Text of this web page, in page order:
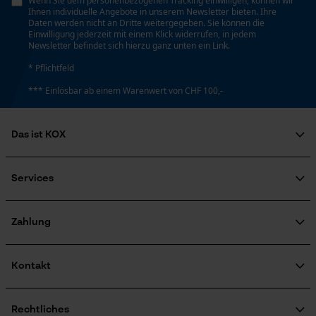
Ihnen individuelle Angebote in unserem Newsletter bieten. Ihre
Daten werden nicht an Dritte weitergegeben. Sie können die
Einwilligung jederzeit mit einem Klick widerrufen, in jedem
Newsletter befindet sich hierzu ganz unten ein Link.
* Pflichtfeld
*** Einlösbar ab einem Warenwert von CHF 100,-
Das ist KOX
Soziales Engagement
Newsletter-Anmeldung
Services
Zertifizierte Qualität von KOX
Zahlung
Kontakt
Bestellformular
Rechtliches
Kontaktaufnahme per Chat
Survicate